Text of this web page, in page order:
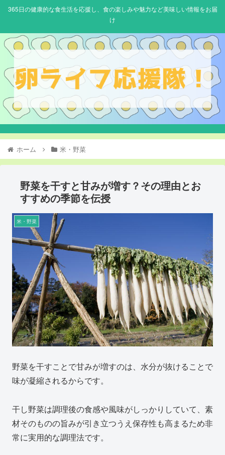
365日の健康的な食生活を応援し、食の楽しみや魅力など美味しい情報をお届
け
ホーム 米・野菜
野菜を干すと甘みが増す？その理由とお
すすめの季節を伝授
米・野菜
野菜を干すことで甘みが増すのは、水分が抜けることで
味が凝縮されるからです。
干し野菜は調理後の食感や風味がしっかりしていて、素
材そのものの旨みが引き立つうえ保存性も高まるため非
常に実用的な調理法です。